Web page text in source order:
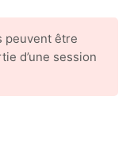
peuvent être
d’une session